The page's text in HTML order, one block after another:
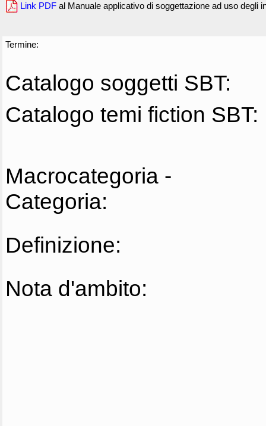
Link PDF al Manuale applicativo di soggettazione ad uso degli
Termine:
Catalogo soggetti SBT:
Catalogo temi fiction SBT:
Macrocategoria -
Categoria:
Definizione:
Nota d'ambito: